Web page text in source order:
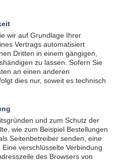
wir auf Grundlage Ihrer
Vertrags automatisiert
Dritten in einem gängigen,
zu lassen. Sofern Sie
an einen anderen
dies nur, soweit es technisch
und zum Schutz der
wie zum Beispiel Bestellungen
Seitenbetreiber senden, eine
verschlüsselte Verbindung
des Browsers von